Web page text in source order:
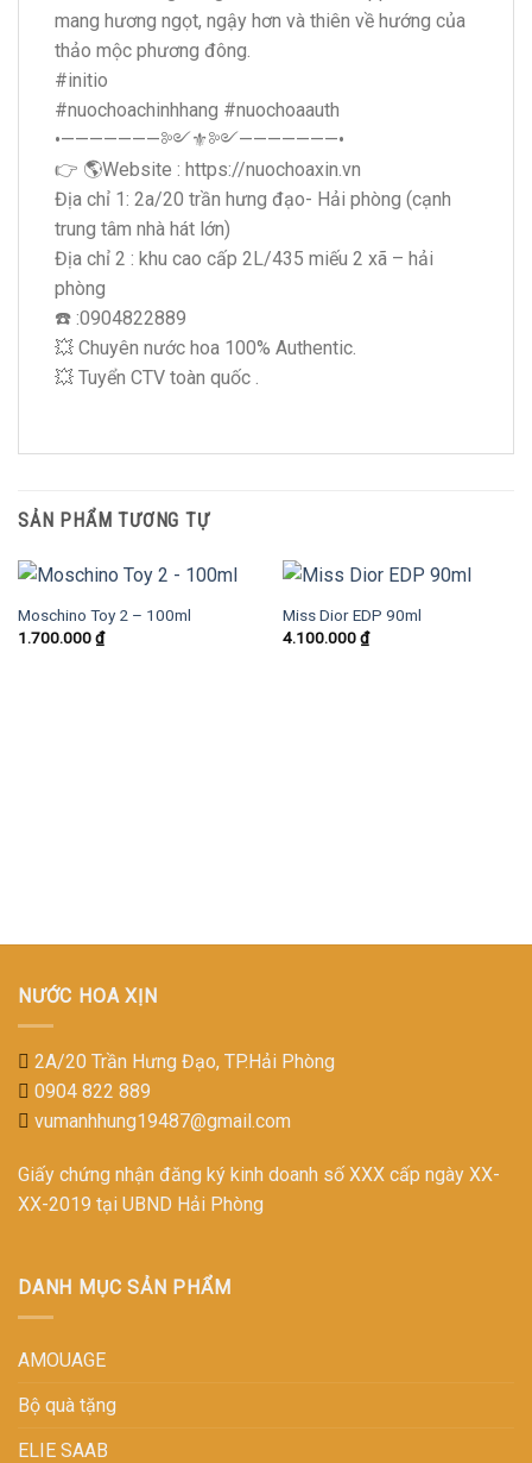
mang hương ngọt, ngậy hơn và thiên về hướng của
thảo mộc phương đông.
#initio
#nuochoachinhhang #nuochoaauth
•———————༻⚜️༻———————•
👉 🌎Website : https://nuochoaxin.vn
Địa chỉ 1: 2a/20 trần hưng đạo- Hải phòng (cạnh
trung tâm nhà hát lớn)
Địa chỉ 2 : khu cao cấp 2L/435 miếu 2 xã – hải
phòng
☎️ :0904822889
💥 Chuyên nước hoa 100% Authentic.
💥 Tuyển CTV toàn quốc .
SẢN PHẨM TƯƠNG TỰ
Moschino Toy 2 – 100ml
1.700.000₫
Miss Dior EDP 90ml
4.100.000₫
NƯỚC HOA XỊN
2A/20 Trần Hưng Đạo, TP.Hải Phòng
0904 822 889
vumanhhung19487@gmail.com
Giấy chứng nhận đăng ký kinh doanh số XXX cấp ngày XX-
XX-2019 tại UBND Hải Phòng
DANH MỤC SẢN PHẨM
AMOUAGE
Bộ quà tặng
ELIE SAAB